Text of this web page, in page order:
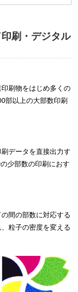
刷・デジタル
刷物をはじめ多くの
部以上の大部数印刷
データを直接出力す
少部数の印刷におす
間の部数に対応する
粒子の密度を変える